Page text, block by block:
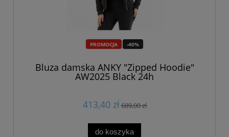
PROMOCJA -40%
Bluza damska ANKY "Zipped Hoodie"
AW2025 Black 24h
413,40 zł689,00 zł
do koszyka